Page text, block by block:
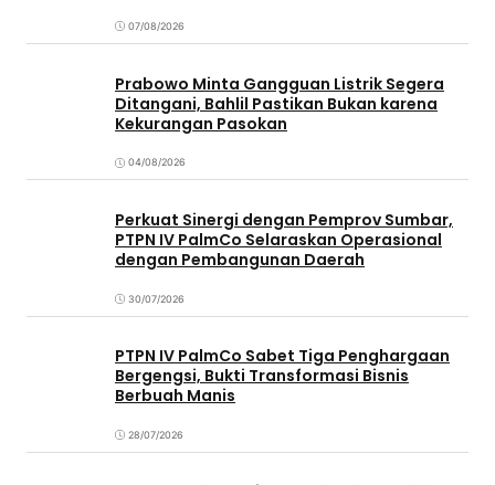
07/08/2026
Prabowo Minta Gangguan Listrik Segera
Ditangani, Bahlil Pastikan Bukan karena
Kekurangan Pasokan
04/08/2026
Perkuat Sinergi dengan Pemprov Sumbar,
PTPN IV PalmCo Selaraskan Operasional
dengan Pembangunan Daerah
30/07/2026
PTPN IV PalmCo Sabet Tiga Penghargaan
Bergengsi, Bukti Transformasi Bisnis
Berbuah Manis
28/07/2026